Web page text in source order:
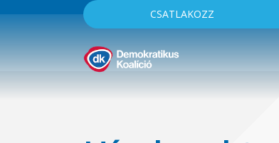
CSATLAKOZZ